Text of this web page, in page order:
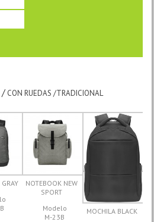
/CON RUEDAS /TRADICIONAL
NOTEBOOK NEW
SPORT
Modelo
M-23B
MOCHILA BLACK